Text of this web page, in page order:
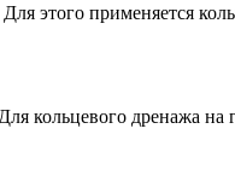
этого применяется
кольцевого дренажа